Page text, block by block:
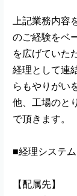
上記業務内
のご経験をベ
を広げていた
経理として連
らもやりがい
他、工場のと
で頂きます。
■経理システ
【配属先】